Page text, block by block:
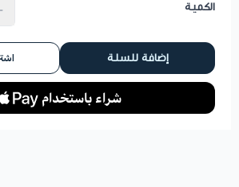
الكمية
إضافة للسلة